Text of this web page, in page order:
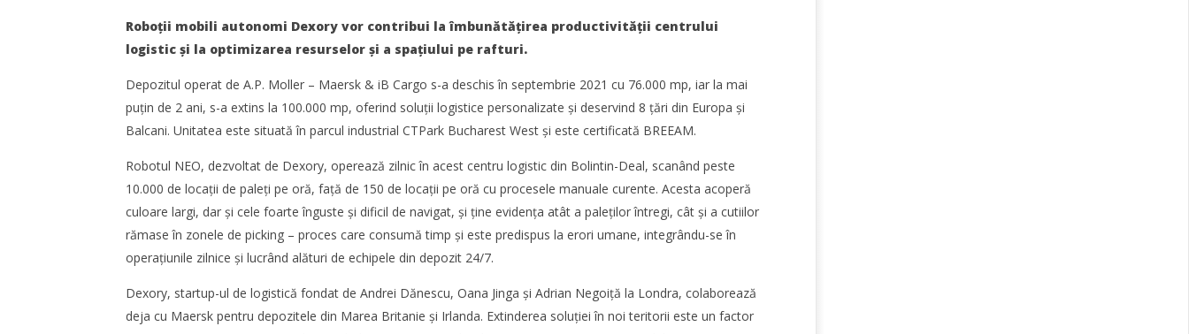
NOW VIEWING
Roboții mobili autonomi Dexory
lucreză în România în depozitul
logistic operat de Maersk și iB
Cargo
Mariana
Pătru
TransLogistica România 2026
reunește industria de transport și
logistică la București între 8-10
septembrie
Mariana
Pătru
Noua conexiune ferry Batumi–
Constanța susține dezvoltarea
transportului de marfă în
regiunea Mării Negre
Mariana
Roboții mobili autonomi Dexory vor contribui la îmbunătățirea productivității centrului
logistic și la optimizarea resurselor și a spațiului pe rafturi.
Depozitul operat de A.P. Moller – Maersk & iB Cargo s-a deschis în septembrie 2021 cu 76.000 mp, iar la mai
puțin de 2 ani, s-a extins la 100.000 mp, oferind soluții logistice personalizate și deservind 8 țări din Europa și
Balcani. Unitatea este situată în parcul industrial CTPark Bucharest West și este certificată BREEAM.
Robotul NEO, dezvoltat de Dexory, operează zilnic în acest centru logistic din Bolintin-Deal, scanând peste
10.000 de locații de paleți pe oră, față de 150 de locații pe oră cu procesele manuale curente. Acesta acoperă
culoare largi, dar și cele foarte înguste și dificil de navigat, și ține evidența atât a paleților întregi, cât și a cutiilor
rămase în zonele de picking – proces care consumă timp și este predispus la erori umane, integrându-se în
operațiunile zilnice și lucrând alături de echipele din depozit 24/7.
Dexory, startup-ul de logistică fondat de Andrei Dănescu, Oana Jinga și Adrian Negoiță la Londra, colaborează
deja cu Maersk pentru depozitele din Marea Britanie și Irlanda. Extinderea soluției în noi teritorii este un factor